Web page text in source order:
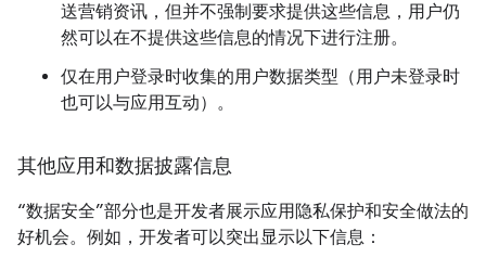
送营销资讯，但并不强制要求提供这些信息，用户仍
然可以在不提供这些信息的情况下进行注册。
仅在用户登录时收集的用户数据类型（用户未登录时
也可以与应用互动）。
其他应用和数据披露信息
“数据安全”部分也是开发者展示应用隐私保护和安全做法的
好机会。例如，开发者可以突出显示以下信息：